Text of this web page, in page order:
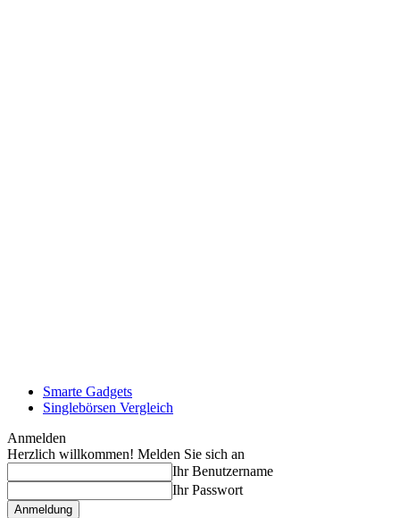
Smarte Gadgets
Singlebörsen Vergleich
Anmelden
Herzlich willkommen! Melden Sie sich an
Ihr Benutzername
Ihr Passwort